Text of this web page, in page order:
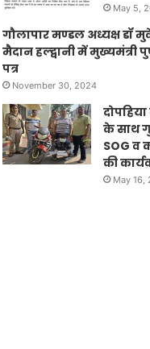
May 5,
गौलापार मण्डल अध्यक्ष
मैदान हल्द्वानी में मुख्यमंत्री
पत्र
November 30, 2024
के साथ
SOG व
की
May 16,